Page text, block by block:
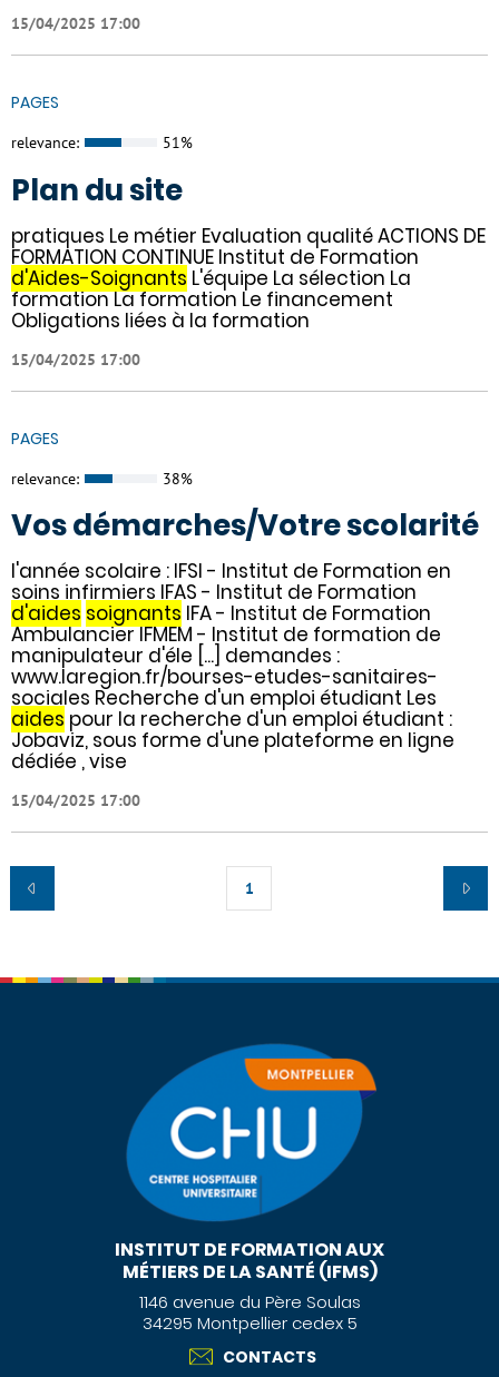
15/04/2025 17:00
PAGES
relevance: 51%
Plan du site
pratiques Le métier Evaluation qualité ACTIONS DE
FORMATION CONTINUE Institut de Formation
d'Aides-Soignants L'équipe La sélection La
formation La formation Le financement
Obligations liées à la formation
15/04/2025 17:00
PAGES
relevance: 38%
Vos démarches/Votre scolarité
l'année scolaire : IFSI - Institut de Formation en
soins infirmiers IFAS - Institut de Formation
d'aides soignants IFA - Institut de Formation
Ambulancier IFMEM - Institut de formation de
manipulateur d'éle [...] demandes :
www.laregion.fr/bourses-etudes-sanitaires-
sociales Recherche d'un emploi étudiant Les
aides pour la recherche d'un emploi étudiant :
Jobaviz, sous forme d'une plateforme en ligne
dédiée , vise
15/04/2025 17:00
1
INSTITUT DE FORMATION AUX
MÉTIERS DE LA SANTÉ (IFMS)
1146 avenue du Père Soulas
34295 Montpellier cedex 5
CONTACTS